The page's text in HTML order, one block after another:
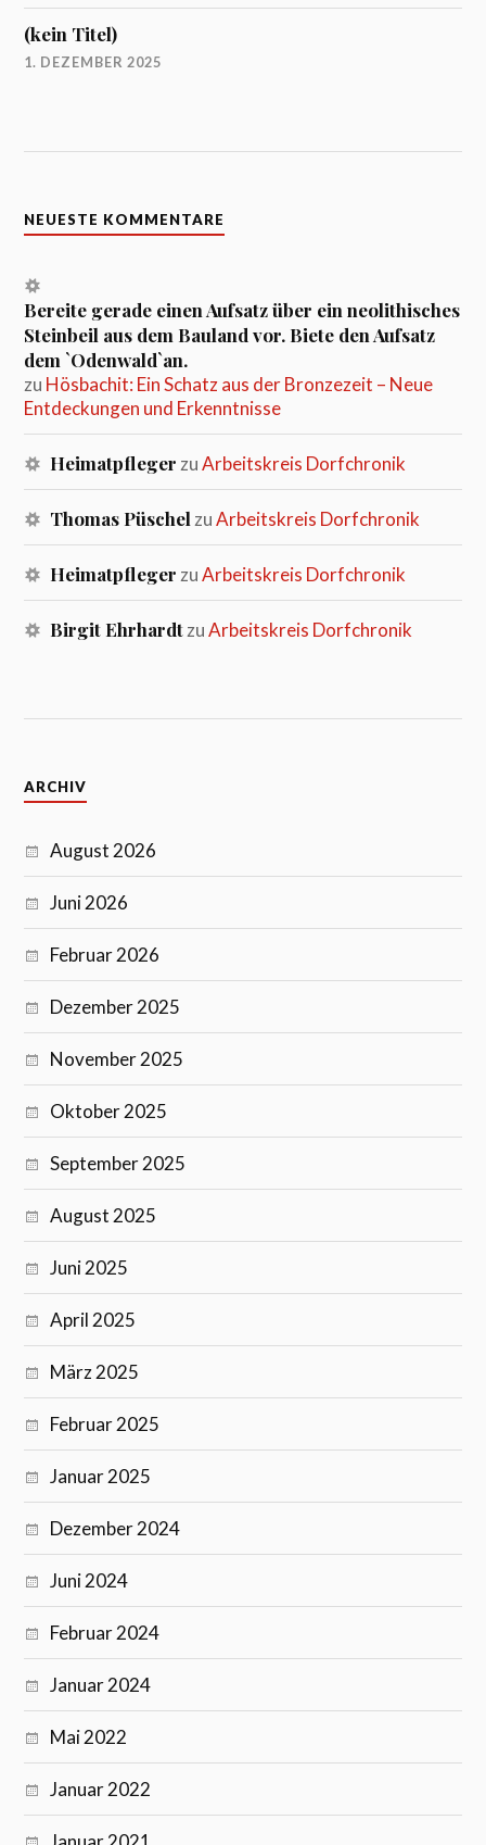
(kein Titel)
1. DEZEMBER 2025
NEUESTE KOMMENTARE
Bereite gerade einen Aufsatz über ein neolithisches
Steinbeil aus dem Bauland vor. Biete den Aufsatz
dem `Odenwald`an.
zu Hösbachit: Ein Schatz aus der Bronzezeit – Neue
Entdeckungen und Erkenntnisse
Heimatpfleger zuArbeitskreis Dorfchronik
Thomas Püschel zuArbeitskreis Dorfchronik
Heimatpfleger zuArbeitskreis Dorfchronik
Birgit EhrhardtzuArbeitskreis Dorfchronik
ARCHIV
August 2026
Juni 2026
Februar 2026
Dezember 2025
November 2025
Oktober 2025
September 2025
August 2025
Juni 2025
April 2025
März 2025
Februar 2025
Januar 2025
Dezember 2024
Juni 2024
Februar 2024
Januar 2024
Mai 2022
Januar 2022